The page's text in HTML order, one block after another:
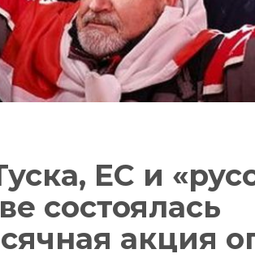
ЕС и
состоялась
акция